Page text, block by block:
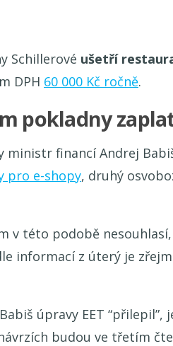
Schillerové ušetří
DPH 60 000 Kč ročně.
pokladny
ministr financí Andrej
pro e-shopy, druhý
v této podobě
informací z úterý je
úpravy EET
budou ve třetím